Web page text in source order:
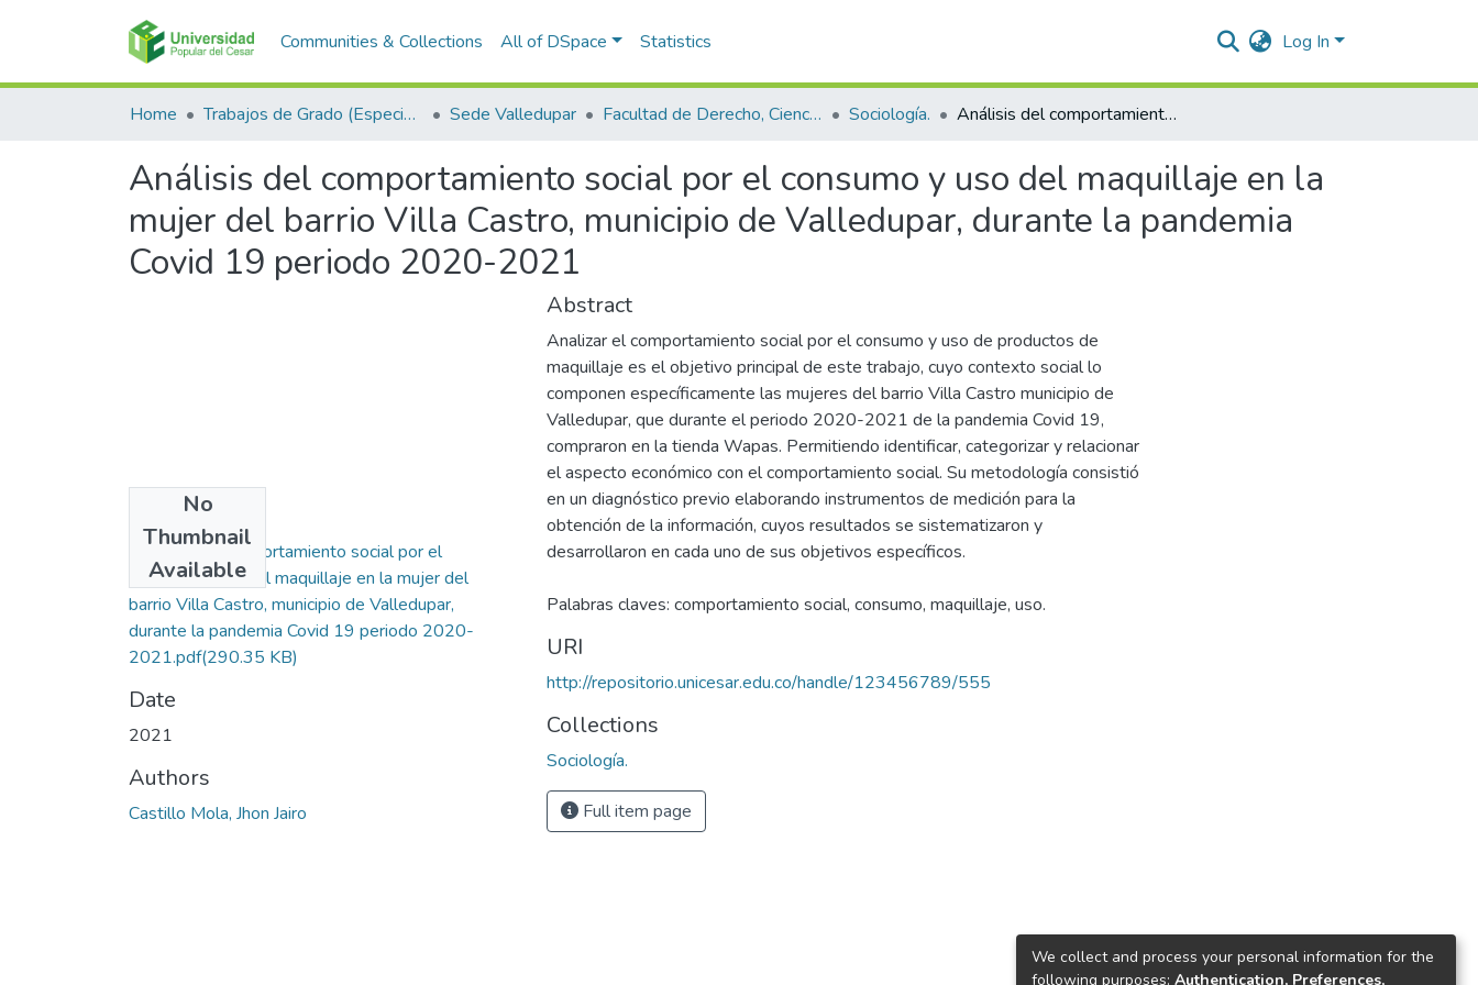
Communities & Collections All of DSpace Statistics Log In
Home Trabajos de Grado (Especializaciones y Pregrados) Sede Valledupar Facultad de Derecho, Ciencias Políticas y Sociales. Sociología. Análisis del comportamiento social por el consumo y uso del maquillaje en la mujer del barrio Villa Castro, municipio de Valledupar, durante la pandemia Covid 19 periodo 2020-2021
Análisis del comportamiento social por el consumo y uso del maquillaje en la
mujer del barrio Villa Castro, municipio de Valledupar, durante la pandemia
Covid 19 periodo 2020-2021
No
Thumbnail
Available
Análisis del comportamiento social por el
consumo y uso del maquillaje en la mujer del
barrio Villa Castro, municipio de Valledupar,
durante la pandemia Covid 19 periodo 2020-
2021.pdf(290.35 KB)
Date
2021
Authors
Castillo Mola, Jhon Jairo
Abstract
Analizar el comportamiento social por el consumo y uso de productos de
maquillaje es el objetivo principal de este trabajo, cuyo contexto social lo
componen específicamente las mujeres del barrio Villa Castro municipio de
Valledupar, que durante el periodo 2020-2021 de la pandemia Covid 19,
compraron en la tienda Wapas. Permitiendo identificar, categorizar y relacionar
el aspecto económico con el comportamiento social. Su metodología consistió
en un diagnóstico previo elaborando instrumentos de medición para la
obtención de la información, cuyos resultados se sistematizaron y
desarrollaron en cada uno de sus objetivos específicos.
Palabras claves: comportamiento social, consumo, maquillaje, uso.
URI
http://repositorio.unicesar.edu.co/handle/123456789/555
Collections
Sociología.
Full item page
We collect and process your personal information for the
following purposes: Authentication, Preferences,